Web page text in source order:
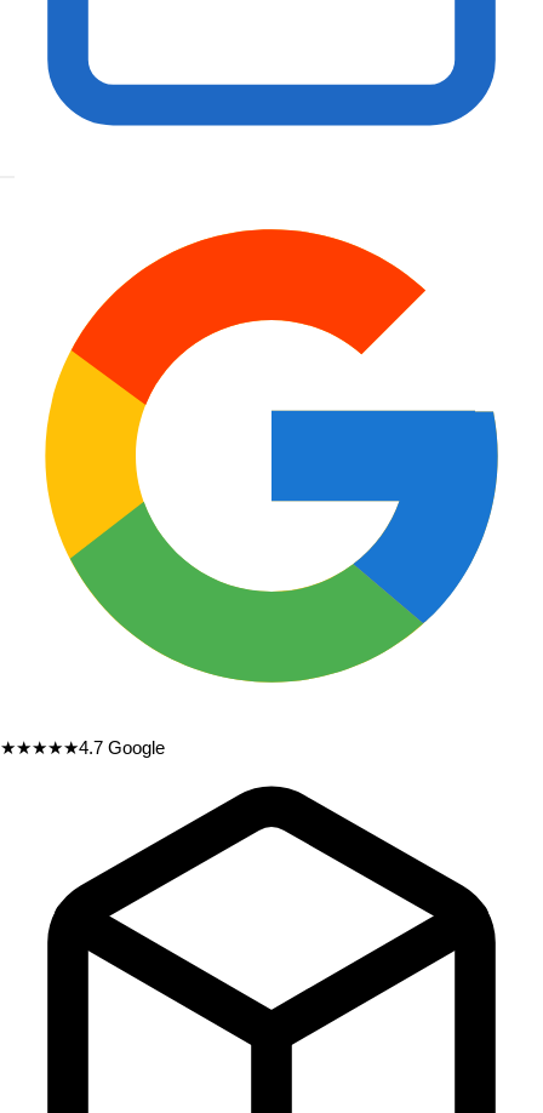
★★★★★4.7 Google